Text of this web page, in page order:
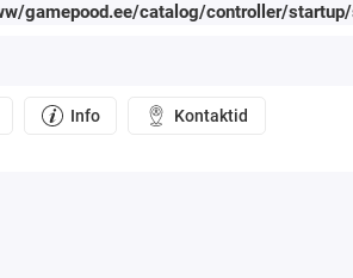
gamepood.ee/catalog/controller/startup/
Info Kontaktid